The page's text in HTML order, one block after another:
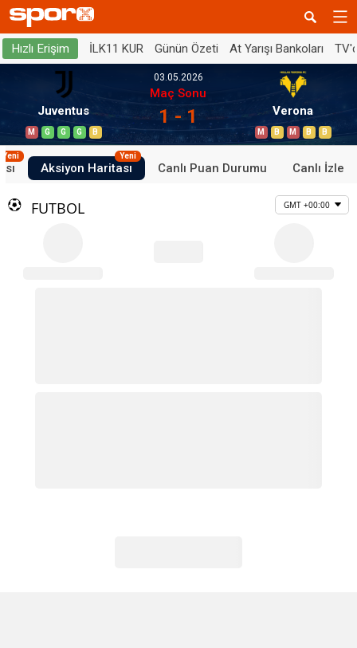
Hızlı Erişim İLK11 KUR Günün Özeti At Yarışı Bankoları
Juventus
M G G G B
03.05.2026
Maç Sonu
1 - 1 Verona
M B M B B
Yeni
Aksiyon Haritası
Yeni
Canlı Puan Durumu Canlı İzle
FUTBOL GMT +00:00